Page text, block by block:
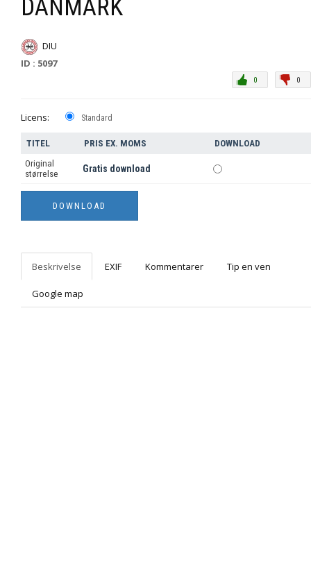
DANMARK
DIU
ID : 5097
0
0
Licens: Standard
TITEL PRIS EX. MOMS
DOWNLOAD
Original
størrelse
Gratis download
Beskrivelse EXIF Kommentarer Tip en ven
Google map